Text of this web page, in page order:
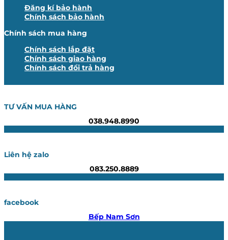
Đăng kí bảo hành
Chính sách bảo hành
Chính sách mua hàng
Chính sách lắp đặt
Chính sách giao hàng
Chính sách đổi trả hàng
TƯ VẤN MUA HÀNG
038.948.8990
Liên hệ zalo
083.250.8889
facebook
Bếp Nam Sơn